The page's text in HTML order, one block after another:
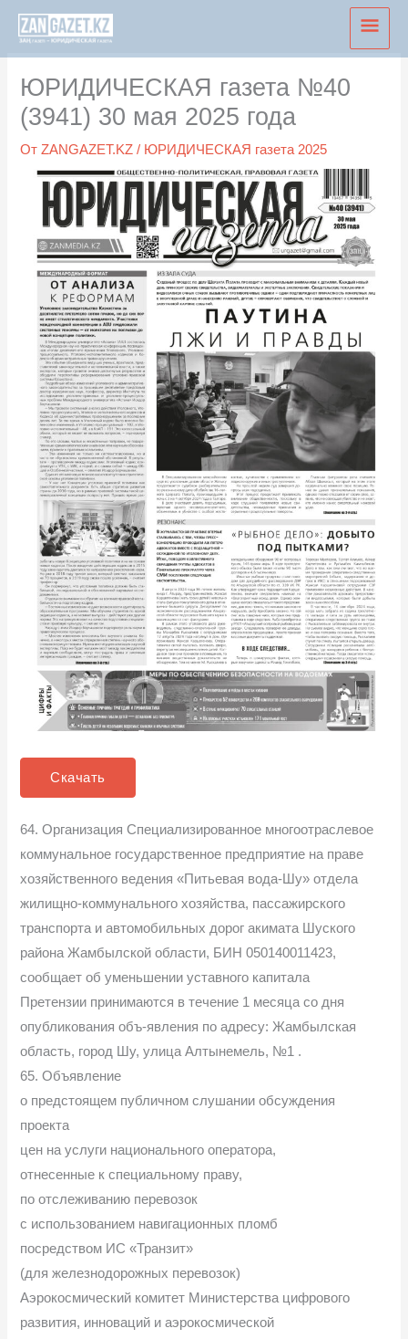
Перейти
содержимому
ЮРИДИЧЕСКАЯ газета №40
(3941) 30 мая 2025 года
ОтZANGAZET.KZ/ ЮРИДИЧЕСКАЯ газета 2025
Скачать
64. Организация Специализированное многоотраслевое
коммунальное государственное предприятие на праве
хозяйственного ведения «Питьевая вода-Шу» отдела
жилищно-коммунального хозяйства, пассажирского
транспорта и автомобильных дорог акимата Шуского
района Жамбылской области, БИН 050140011423,
сообщает об уменьшении уставного капитала
Претензии принимаются в течение 1 месяца со дня
опубликования объ-явления по адресу: Жамбылская
область, город Шу, улица Алтынемель, №1 .
65. Объявление
о предстоящем публичном слушании обсуждения
проекта
цен на услуги национального оператора,
отнесенные к специальному праву,
по отслеживанию перевозок
с использованием навигационных пломб
посредством ИС «Транзит»
(для железнодорожных перевозок)
Аэрокосмический комитет Министерства цифрового
развития, инноваций и аэрокосмической